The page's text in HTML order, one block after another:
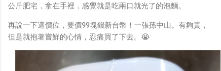
公斤肥宅，拿在手裡，感覺就是吃兩口就光了的泡麵。
再說一下這價位，要價99塊錢新台幣！一張孫中山。有夠貴，
但是就抱著嘗鮮的心情，忍痛買了下去。😭